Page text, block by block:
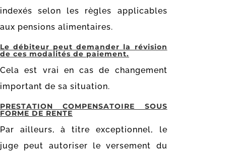
indexés selon les règles applicables
aux pensions alimentaires.
Le débiteur peut demander la révision
de ces modalités de paiement.
Cela est vrai en cas de changement
important de sa situation.
PRESTATION COMPENSATOIRE SOUS
FORME DE RENTE
Par ailleurs, à titre exceptionnel, le
juge peut autoriser le versement du